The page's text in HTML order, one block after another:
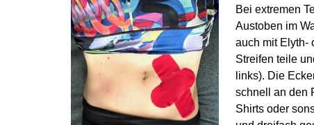
Bei extremen
Austoben im
auch mit Elyth-
Streifen teile
links). Die
schnell an den
Shirts oder